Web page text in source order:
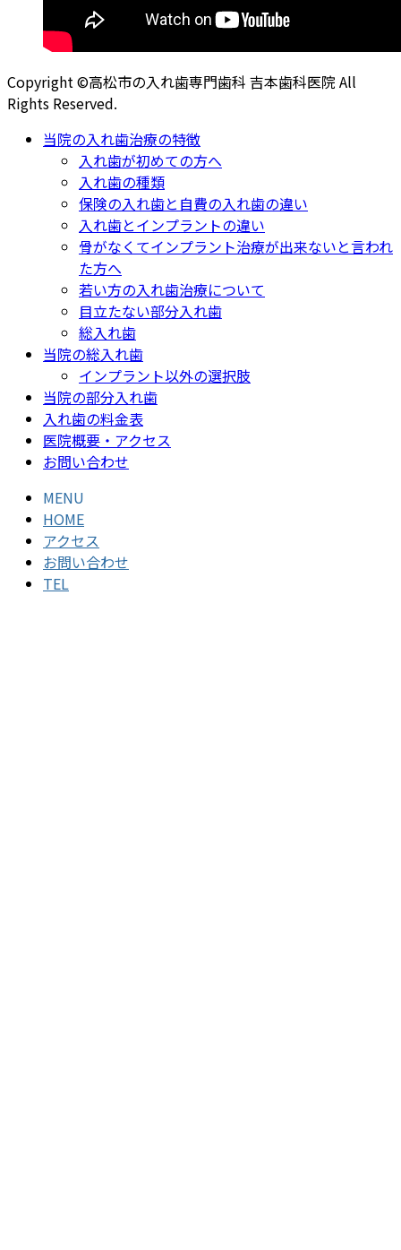
Copyright ©高松市の入れ歯専門歯科 吉本歯科医院 All
Rights Reserved.
当院の入れ歯治療の特徴
入れ歯が初めての方へ
入れ歯の種類
保険の入れ歯と自費の入れ歯の違い
入れ歯とインプラントの違い
骨がなくてインプラント治療が出来ないと言われ
た方へ
若い方の入れ歯治療について
目立たない部分入れ歯
総入れ歯
当院の総入れ歯
インプラント以外の選択肢
当院の部分入れ歯
入れ歯の料金表
医院概要・アクセス
お問い合わせ
MENU
HOME
アクセス
お問い合わせ
TEL